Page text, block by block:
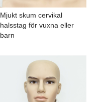
Mjukt skum cervikal
halsstag för vuxna eller
barn